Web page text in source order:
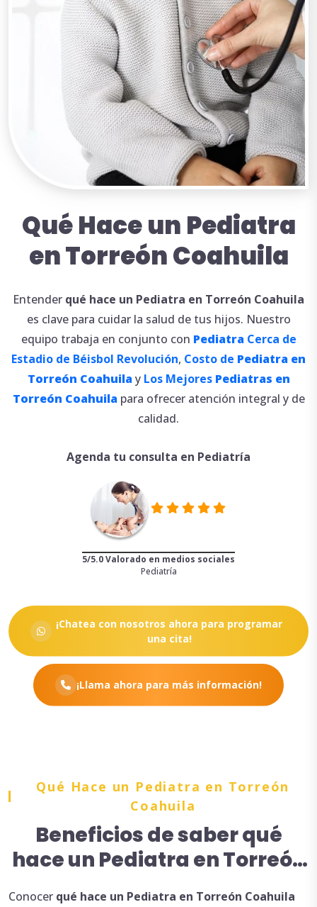
QuéHaceun Pediatra
en TorreónCoahuila
Entender qué hace un Pediatra en Torreón Coahuila
es clave para cuidar la salud de tus hijos. Nuestro
equipo trabaja en conjunto con PediatraCerca de
Estadio de Béisbol Revolución, Costo de Pediatra en
Torreón Coahuilay Los Mejores Pediatras en
Torreón Coahuilapara ofrecer atención integral y de
calidad.
Agenda tu consulta en Pediatría
5/5.0 Valorado en medios sociales
Pediatría
¡Chatea con nosotros ahora para programar
una cita!
¡Llama ahora para más información!
Qué Hace un Pediatra en Torreón
Coahuila
Beneficios de saber qué
hace un Pediatra en Torreón
Conocer qué hace un Pediatra en Torreón Coahuila